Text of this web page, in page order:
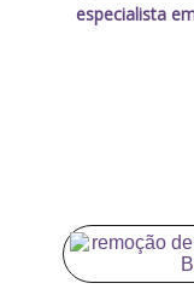
especialista